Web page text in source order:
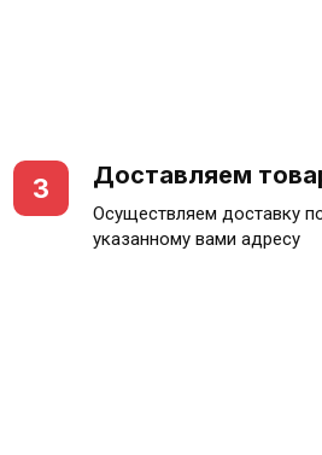
3 Доставляем
Осуществляем доставку
указанному вами адресу